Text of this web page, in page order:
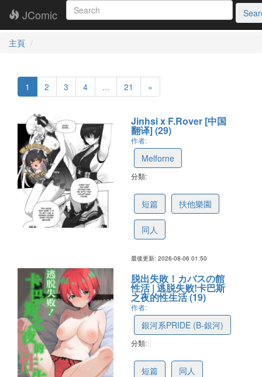
JComic
主頁
1 2 3 4 ... 21 »
Jinhsi x F.Rover [中国
翻译] (29)
作者:
Melforne
分類:
短篇 扶他樂園
同人
最後更新: 2026-08-06 01:50
脱出失敗！カバスの館
性活 | 逃脱失败!卡巴斯
之夜的性生活 (19)
作者:
銀河系PRIDE (B-銀河)
分類:
短篇 同人